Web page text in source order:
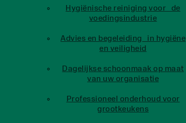
Hygiënische reiniging voor de
voedingsindustrie
Advies en begeleiding in hygiëne
en veiligheid
Dagelijkse schoonmaak op maat
van uw organisatie
Professioneel onderhoud voor
grootkeukens